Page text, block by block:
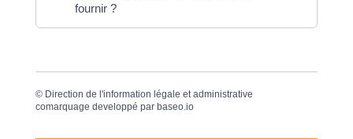
fournir ?
© Direction de l'information légale et administrative
comarquage developpé par baseo.io